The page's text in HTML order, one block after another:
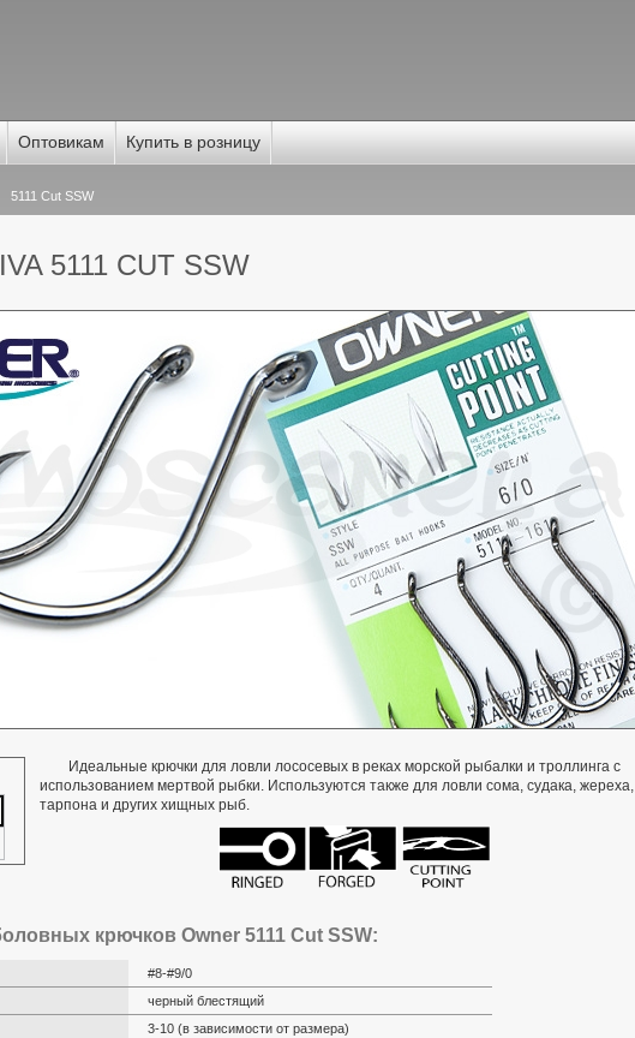
Оптовикам Купить в розницу
5111 Cut SSW
5111 CUT SSW
Идеальные крючки для ловли лососевых в реках морской рыбалки и троллинга с
использованием мертвой рыбки. Используются также для ловли сома, судака, жереха,
тарпона и других хищных рыб.
крючков Owner 5111 Cut SSW:
#8-#9/0
черный блестящий
3-10 (в зависимости от размера)